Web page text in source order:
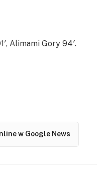
Alimami Gory 94′.
w Google News